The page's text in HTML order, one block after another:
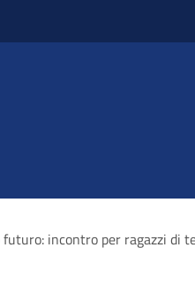
incontro per ragazzi di